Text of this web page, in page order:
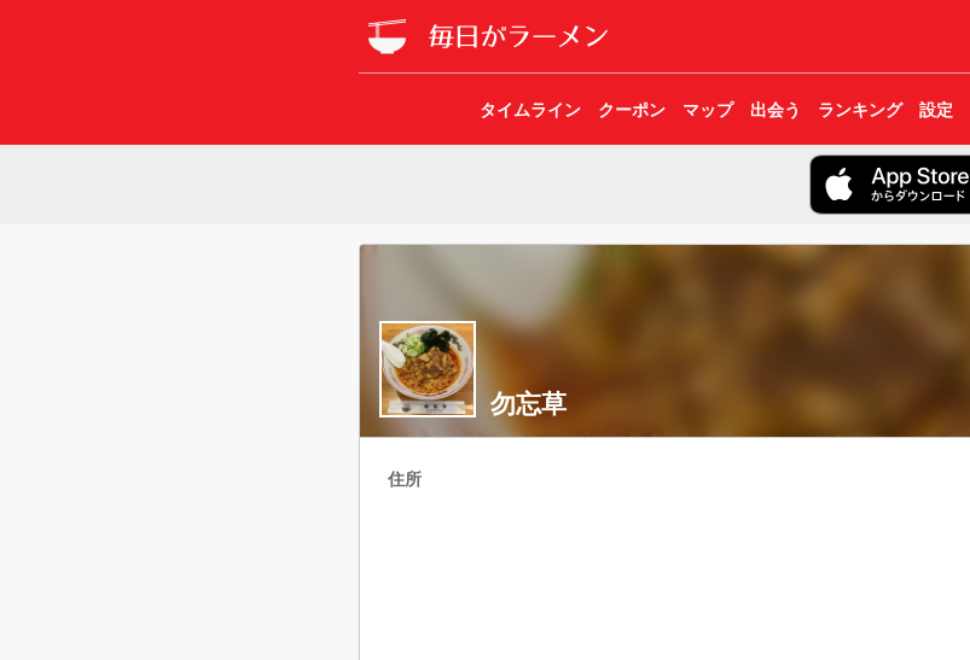
タイムライン クーポン マップ 出会う ランキング 設定
勿忘草
住所